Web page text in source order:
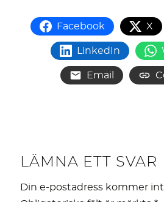
Facebook X
LinkedIn
Email
LÄMNA ETT SVAR
Din e-postadress kommer